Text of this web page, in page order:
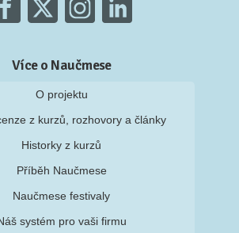
Více o Naučmese
O projektu
z kurzů, rozhovory a články
Historky z kurzů
Příběh Naučmese
Naučmese festivaly
systém pro vaši firmu